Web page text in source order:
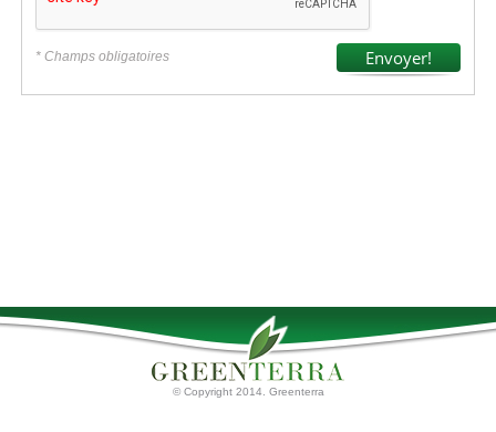
* Champs obligatoires
© Copyright 2014. Greenterra